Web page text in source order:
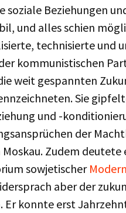
soziale Beziehungen
und alles schien
technisierte und
kommunistischen
weit gespannten
Sie
und -
der
Zudem
sowjetischer
aber der
Er konnte erst